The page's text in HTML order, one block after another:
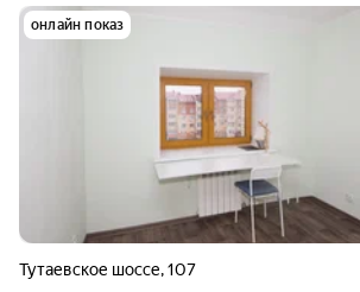
онлайн показ
Тутаевское шоссе,107